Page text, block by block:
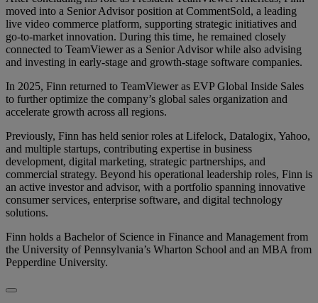
moved into a Senior Advisor position at CommentSold, a leading
live video commerce platform, supporting strategic initiatives and
go-to-market innovation. During this time, he remained closely
connected to TeamViewer as a Senior Advisor while also advising
and investing in early-stage and growth-stage software companies.
In 2025, Finn returned to TeamViewer as EVP Global Inside Sales
to further optimize the company’s global sales organization and
accelerate growth across all regions.
Previously, Finn has held senior roles at Lifelock, Datalogix, Yahoo,
and multiple startups, contributing expertise in business
development, digital marketing, strategic partnerships, and
commercial strategy. Beyond his operational leadership roles, Finn is
an active investor and advisor, with a portfolio spanning innovative
consumer services, enterprise software, and digital technology
solutions.
Finn holds a Bachelor of Science in Finance and Management from
the University of Pennsylvania’s Wharton School and an MBA from
Pepperdine University.